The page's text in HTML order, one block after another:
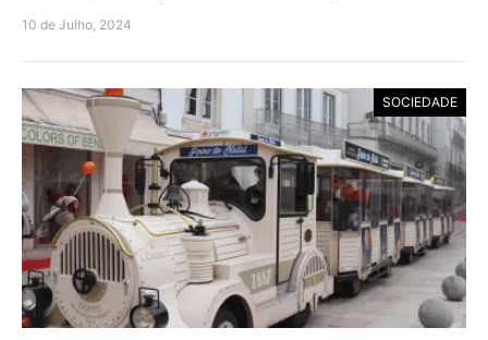
10 de Julho, 2024
SOCIEDADE